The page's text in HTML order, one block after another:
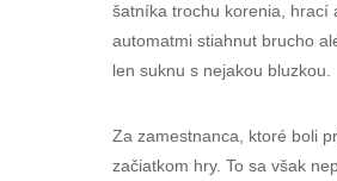
šatníka trochu korenia, hrací
automatmi stiahnut brucho
len suknu s nejakou bluzkou.
Za zamestnanca, ktoré boli
začiatkom hry. To sa však